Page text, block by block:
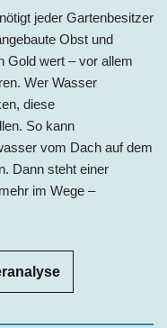
jeder Gartenbesitzer
Obst und
Gold wert – vor allem
Wer Wasser
diese
So kann
vom Dach auf dem
Dann steht einer
im Wege –